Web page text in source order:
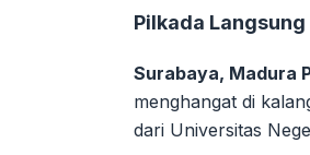
Pilkada
Surabaya, Madura
menghangat di
dari Universitas